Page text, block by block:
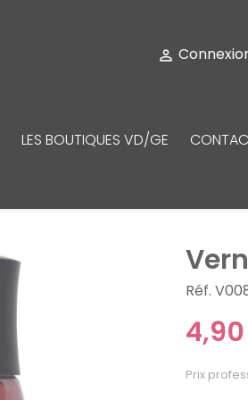

LES BOUTIQUES VD/GE
Réf.
4,90
Prix